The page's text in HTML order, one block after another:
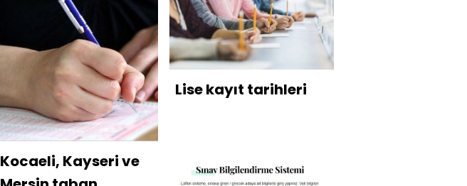
Kocaeli, Kayseri ve
Lise kayıt tarihleri